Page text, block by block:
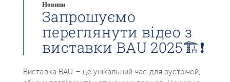
Новини
Запрошуємо
переглянути відео з
виставки BAU 2025🏗❗
Виставка BAU – це унікальний час для зустрічей,